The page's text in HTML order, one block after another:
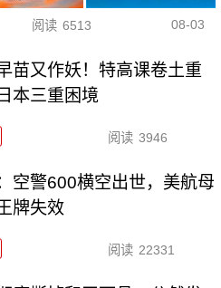
阅读 6513 08-03
苗又作妖！特高课卷土重
本三重困境
阅读 3946
空警600横空出世，美航母
牌失效
阅读 22331